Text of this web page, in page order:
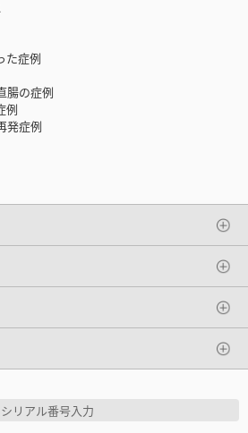
た症例
腸の症例
例
発症例
シリアル番号入力